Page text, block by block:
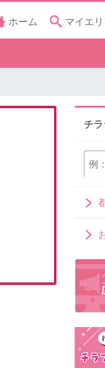
ホーム マイエ
チ